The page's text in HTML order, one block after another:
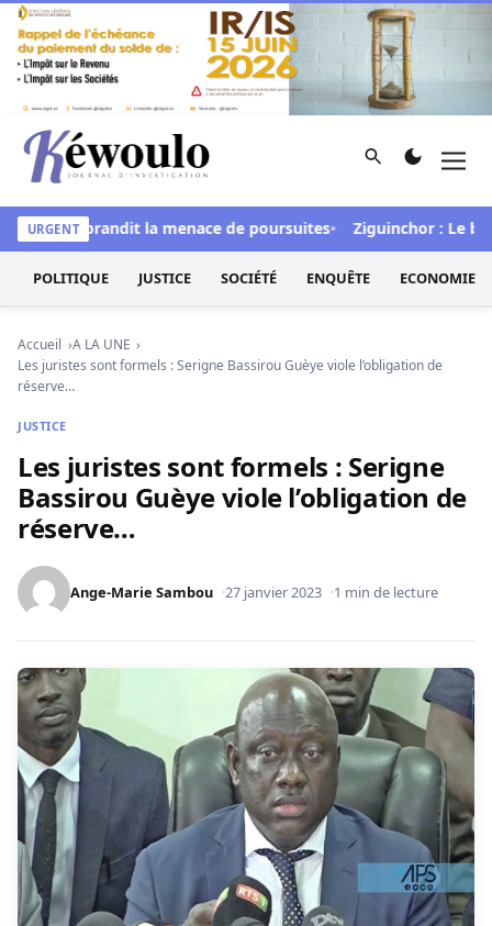
Aller au contenu
Kéwoulo, le premier site d'information et d'investigation
Rechercher
URGENT
» et brandit la menace de poursuites Ziguinchor : Le bétail
POLITIQUE JUSTICE SOCIÉTÉ ENQUÊTE ECONOMIE
Accueil
A LA UNE
Les juristes sont formels : Serigne Bassirou Guèye viole l’obligation de
réserve…
JUSTICE
Les juristes sont formels : Serigne
Bassirou Guèye viole l’obligation de
réserve…
Ange-Marie Sambou 27 janvier 2023 1 min de lecture